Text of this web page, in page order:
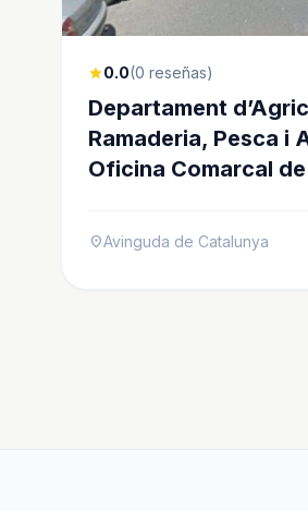
star0.0(0 reseñas)
Departament
Ramaderia, Pesca i
Oficina Comarcal
location_onAvinguda de Catalunya